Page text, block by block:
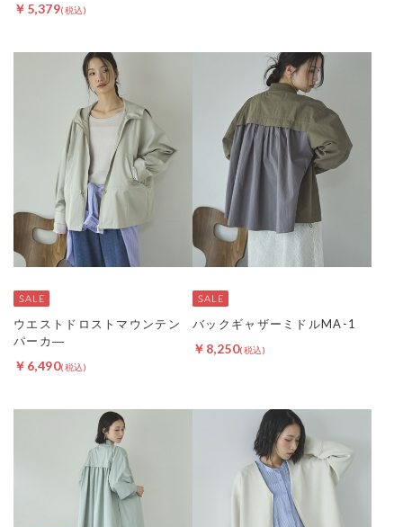
￥5,379
ウエストドロストマウンテン
パーカ―
￥6,490
バックギャザーミドルMA-1
￥8,250